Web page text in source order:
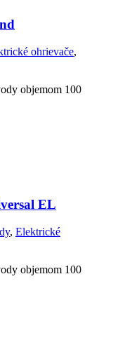
ohrievače,
objemom 100
EL
, Elektrické
objemom 100